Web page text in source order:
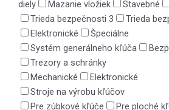
diely
Mazanie vložiek Stavebné
Trieda bezpečnosti 3
Trieda
Elektronické
Špeciálne
Systém generálneho kľúča
Trezory a schránky
Mechanické
Elektronické
Stroje na výrobu kľúčov
Pre zúbkové kľúče
Pre ploché